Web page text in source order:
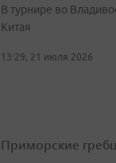
В турнире во
Китая
13:29, 21 июля 2026
Приморские